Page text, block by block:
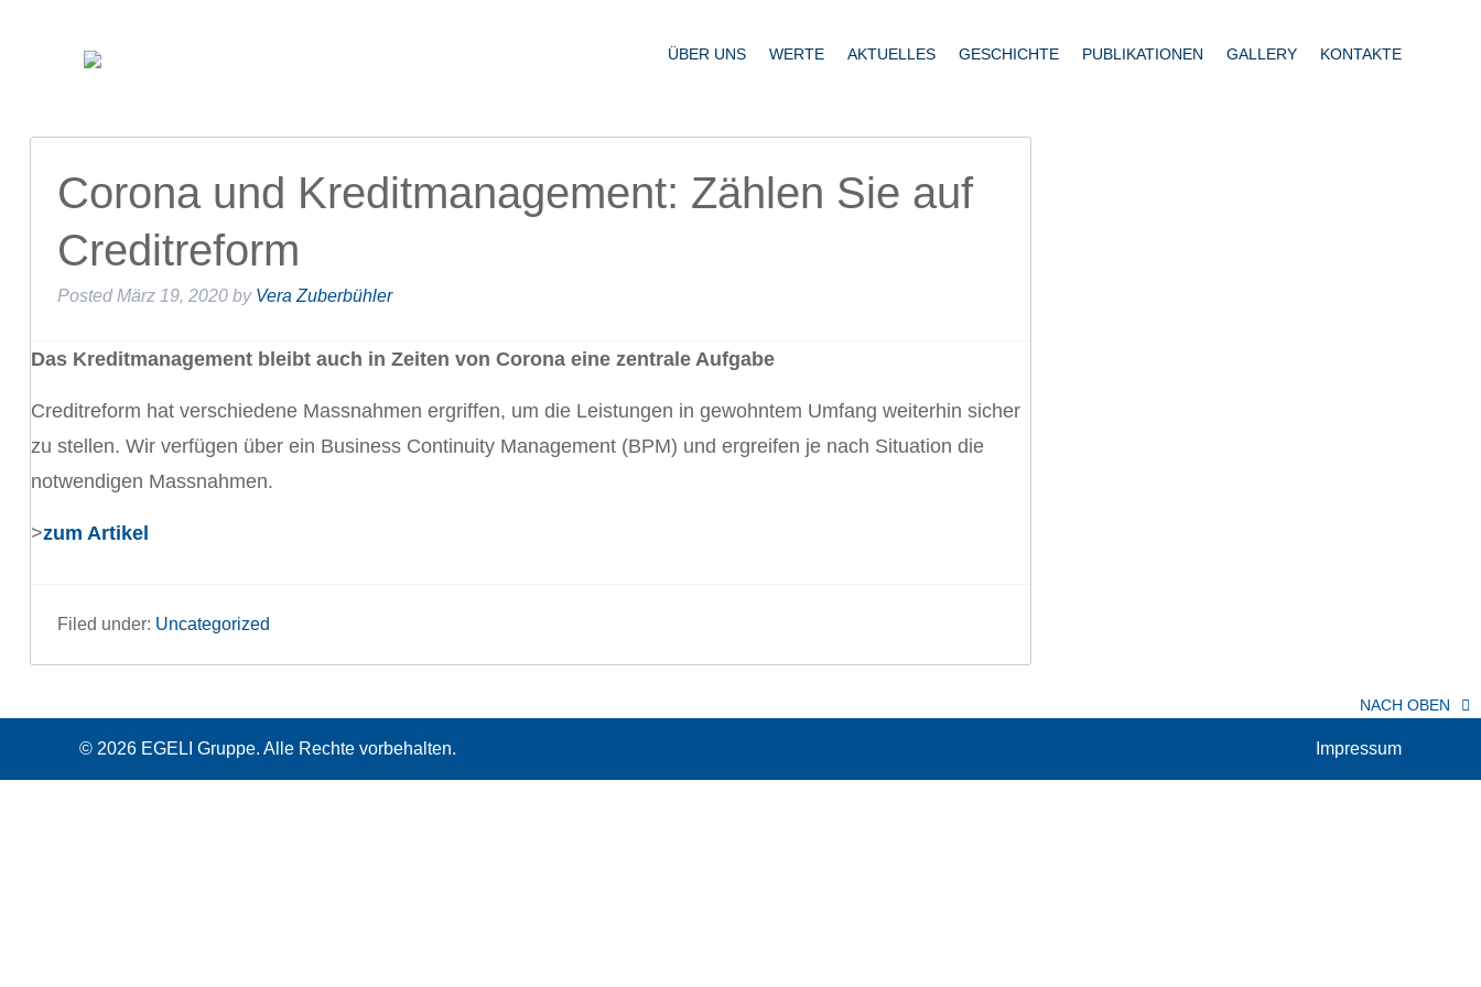
ÜBER UNS WERTE AKTUELLES GESCHICHTE PUBLIKATIONEN GALLERY KONTAKTE
Corona und Kreditmanagement: Zählen Sie auf
Creditreform
Posted März 19, 2020by Vera Zuberbühler
Das Kreditmanagement bleibt auch in Zeiten von Corona eine zentrale Aufgabe
Creditreform hat verschiedene Massnahmen ergriffen, um die Leistungen in gewohntem Umfang weiterhin sicher
zu stellen. Wir verfügen über ein Business Continuity Management (BPM) und ergreifen je nach Situation die
notwendigen Massnahmen.
>zum Artikel
Filed under: Uncategorized
NACH OBEN
© 2026 EGELI Gruppe. Alle Rechte vorbehalten. Impressum